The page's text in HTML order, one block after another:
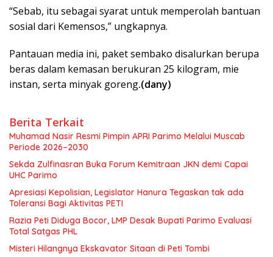
“Sebab, itu sebagai syarat untuk memperolah bantuan
sosial dari Kemensos,” ungkapnya.
Pantauan media ini, paket sembako disalurkan berupa
beras dalam kemasan berukuran 25 kilogram, mie
instan, serta minyak goreng.(dany)
Berita Terkait
Muhamad Nasir Resmi Pimpin APRI Parimo Melalui Muscab
Periode 2026–2030
Sekda Zulfinasran Buka Forum Kemitraan JKN demi Capai
UHC Parimo
Apresiasi Kepolisian, Legislator Hanura Tegaskan tak ada
Toleransi Bagi Aktivitas PETI
Razia Peti Diduga Bocor, LMP Desak Bupati Parimo Evaluasi
Total Satgas PHL
Misteri Hilangnya Ekskavator Sitaan di Peti Tombi